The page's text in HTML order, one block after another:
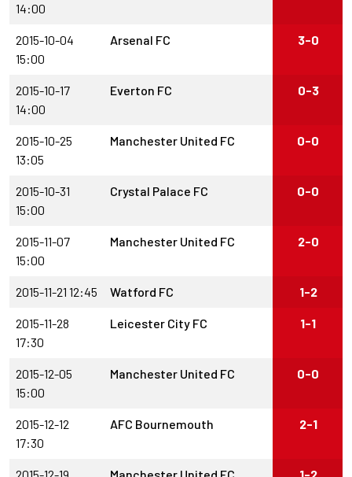
14:00
2015-10-04
15:00
Arsenal FC 3-0
2015-10-17
14:00
Everton FC 0-3
2015-10-25
13:05
Manchester United FC 0-0
2015-10-31
15:00
Crystal Palace FC 0-0
2015-11-07
15:00
Manchester United FC 2-0
2015-11-21 12:45 Watford FC 1-2
2015-11-28
17:30
Leicester City FC 1-1
2015-12-05
15:00
Manchester United FC 0-0
2015-12-12
17:30
AFC Bournemouth 2-1